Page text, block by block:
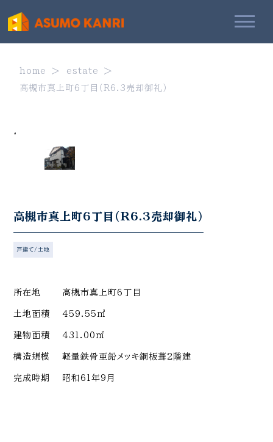
home estate
高槻市真上町6丁目（R6.3売却御礼）
高槻市真上町6丁目（R6.3売却御礼）
戸建て/土地
所在地 高槻市真上町6丁目
土地面積 459.55㎡
建物面積 431.00㎡
構造規模 軽量鉄骨亜鉛メッキ鋼板葺2階建
完成時期 昭和61年9月